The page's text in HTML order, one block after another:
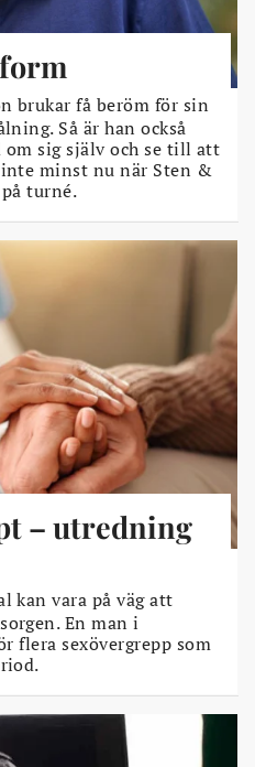
brukar få beröm för sin
Så är han också
om sig själv och se till att
inte minst nu när Sten &
turné.
– utredning
kan vara på väg att
En man i
flera sexövergrepp som